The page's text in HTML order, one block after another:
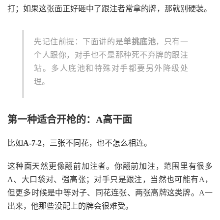
打；如果这张面正好砸中了跟注者常拿的牌，那就别硬装。
先记住前提：下面讲的是单挑底池，只有一
个人跟你，对手也不是那种死不弃牌的跟注
站。多人底池和特殊对手都要另外降级处
理。
第一种适合开枪的：A高干面
比如A-7-2，三张不同花，也不怎么相连。
这种面天然更像翻前加注者。你翻前加注，范围里有很多
A、大口袋对、强高张；对手只是跟注，当然也可能有A，
但更多时候是中等对子、同花连张、两张高牌这类牌。A一
出来，他那些没配上的牌会很难受。